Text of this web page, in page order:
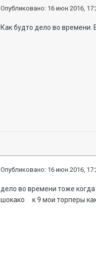
Опубликовано: 16 июн 2016,
Как будто дело во времени.
Опубликовано: 16 июн 2016,
дело во времени тоже
шокако к 9 мои торперы